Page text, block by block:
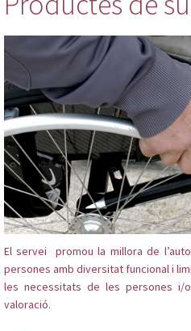
El servei promou la millora de
persones amb diversitat funcional i
les necessitats de les persones
valoració.